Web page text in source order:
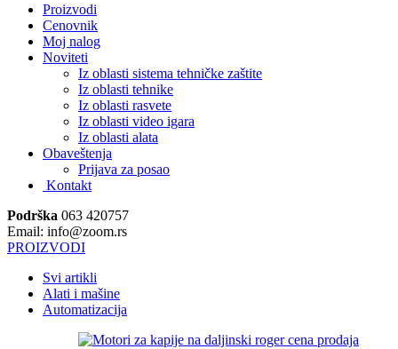
Proizvodi
Cenovnik
Moj nalog
Noviteti
Iz oblasti sistema tehničke zaštite
Iz oblasti tehnike
Iz oblasti rasvete
Iz oblasti video igara
Iz oblasti alata
Obaveštenja
Prijava za posao
Kontakt
Podrška 063 420757
Email: info@zoom.rs
PROIZVODI
Svi artikli
Alati i mašine
Automatizacija